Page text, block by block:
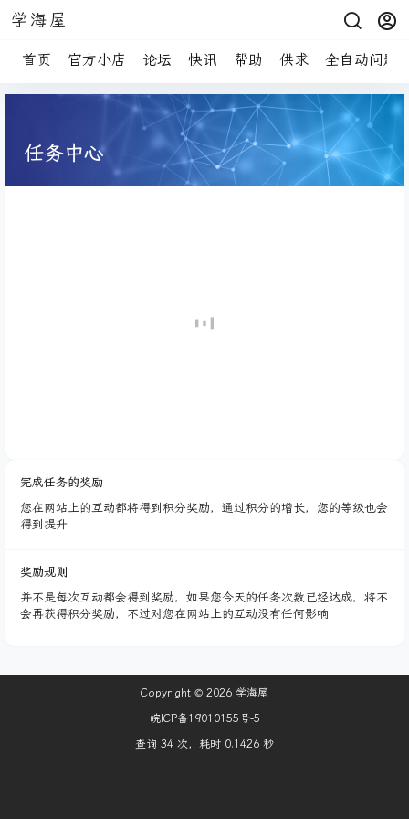
学海屋
首页 官方小店 论坛 快讯 帮助 供求 全自动问题
任务中心
完成任务的奖励
您在网站上的互动都将得到积分奖励，通过积分的增长，您的等级也会
得到提升
奖励规则
并不是每次互动都会得到奖励，如果您今天的任务次数已经达成，将不
会再获得积分奖励，不过对您在网站上的互动没有任何影响
Copyright © 2026 学海屋
皖ICP备19010155号-5
查询 34 次，耗时 0.1426 秒